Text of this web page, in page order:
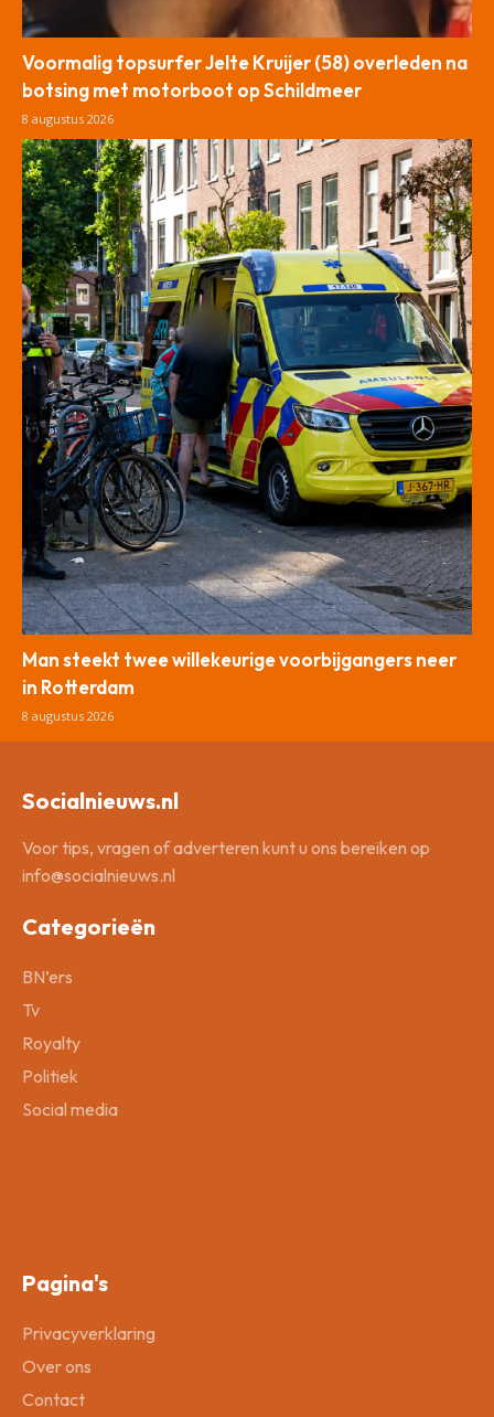
Voormalig topsurfer Jelte Kruijer (58) overleden na
botsing met motorboot op Schildmeer
8 augustus 2026
Man steekt twee willekeurige voorbijgangers neer
in Rotterdam
8 augustus 2026
Socialnieuws.nl
Voor tips, vragen of adverteren kunt u ons bereiken op
info@socialnieuws.nl
Categorieën
BN’ers
Tv
Royalty
Politiek
Social media
Pagina's
Privacyverklaring
Over ons
Contact